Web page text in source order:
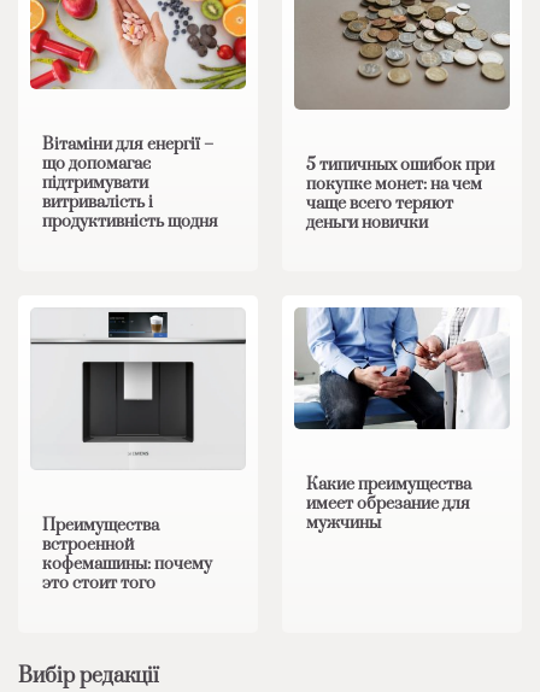
Вітаміни для енергії –
що допомагає
підтримувати
витривалість і
продуктивність щодня
5 типичных ошибок при
покупке монет: на чем
чаще всего теряют
деньги новички
Преимущества
встроенной
кофемашины: почему
это стоит того
Какие преимущества
имеет обрезание для
мужчины
Вибір редакції